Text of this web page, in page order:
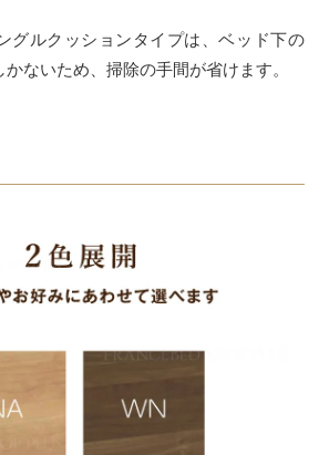
グルクッションタイプは、ベッド下の
ないため、掃除の手間が省けます。